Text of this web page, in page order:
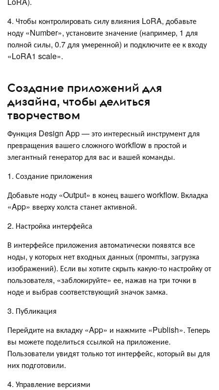
4. Чтобы контролировать силу влияния LoRA, добавьте
ноду «Number», установите значение (например, 1 для
полной силы, 0.7 для умеренной) и подключите ее к входу
«LoRA1 scale».
Создание приложений для
дизайна, чтобы делиться
творчеством
Функция Design App — это интересный инструмент для
превращения вашего сложного workflow в простой и
элегантный генератор для вас и вашей команды.
1. Создание приложения
Добавьте ноду «Output» в конец вашего workflow. Вкладка
«App» вверху холста станет активной.
2. Настройка интерфейса
В интерфейсе приложения автоматически появятся все
ноды, у которых нет входных данных (промпты, загрузка
изображений). Если вы хотите скрыть какую-то настройку от
пользователя, «заблокируйте» ее, нажав на три точки в
ноде и выбрав соответствующий значок замка.
3. Публикация
Перейдите на вкладку «App» и нажмите «Publish». Теперь
вы можете поделиться ссылкой на приложение.
Пользователи увидят только тот интерфейс, который вы для
них подготовили.
4. Управление версиями